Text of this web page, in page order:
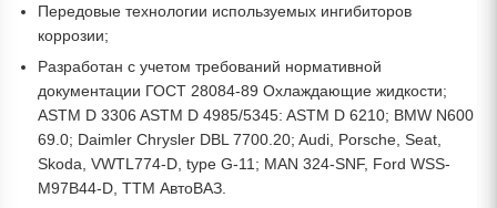
Передовые технологии используемых ингибиторов
коррозии;
Разработан с учетом требований нормативной
документации ГОСТ 28084-89 Охлаждающие жидкости;
ASTM D 3306 ASTM D 4985/5345: ASTM D 6210; BMW N600
69.0; Daimler Chrysler DBL 7700.20; Audi, Porsche, Seat,
Skoda, VWTL774-D, type G-11; MAN 324-SNF, Ford WSS-
M97B44-D, TTM АвтоВАЗ.